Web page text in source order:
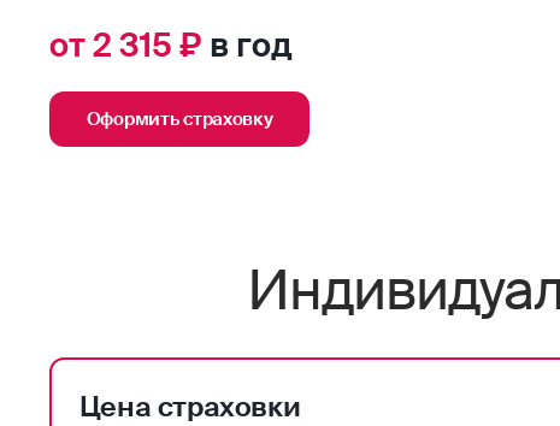
от 2 315 ₽ в год
Оформить страховку
Цена страховки